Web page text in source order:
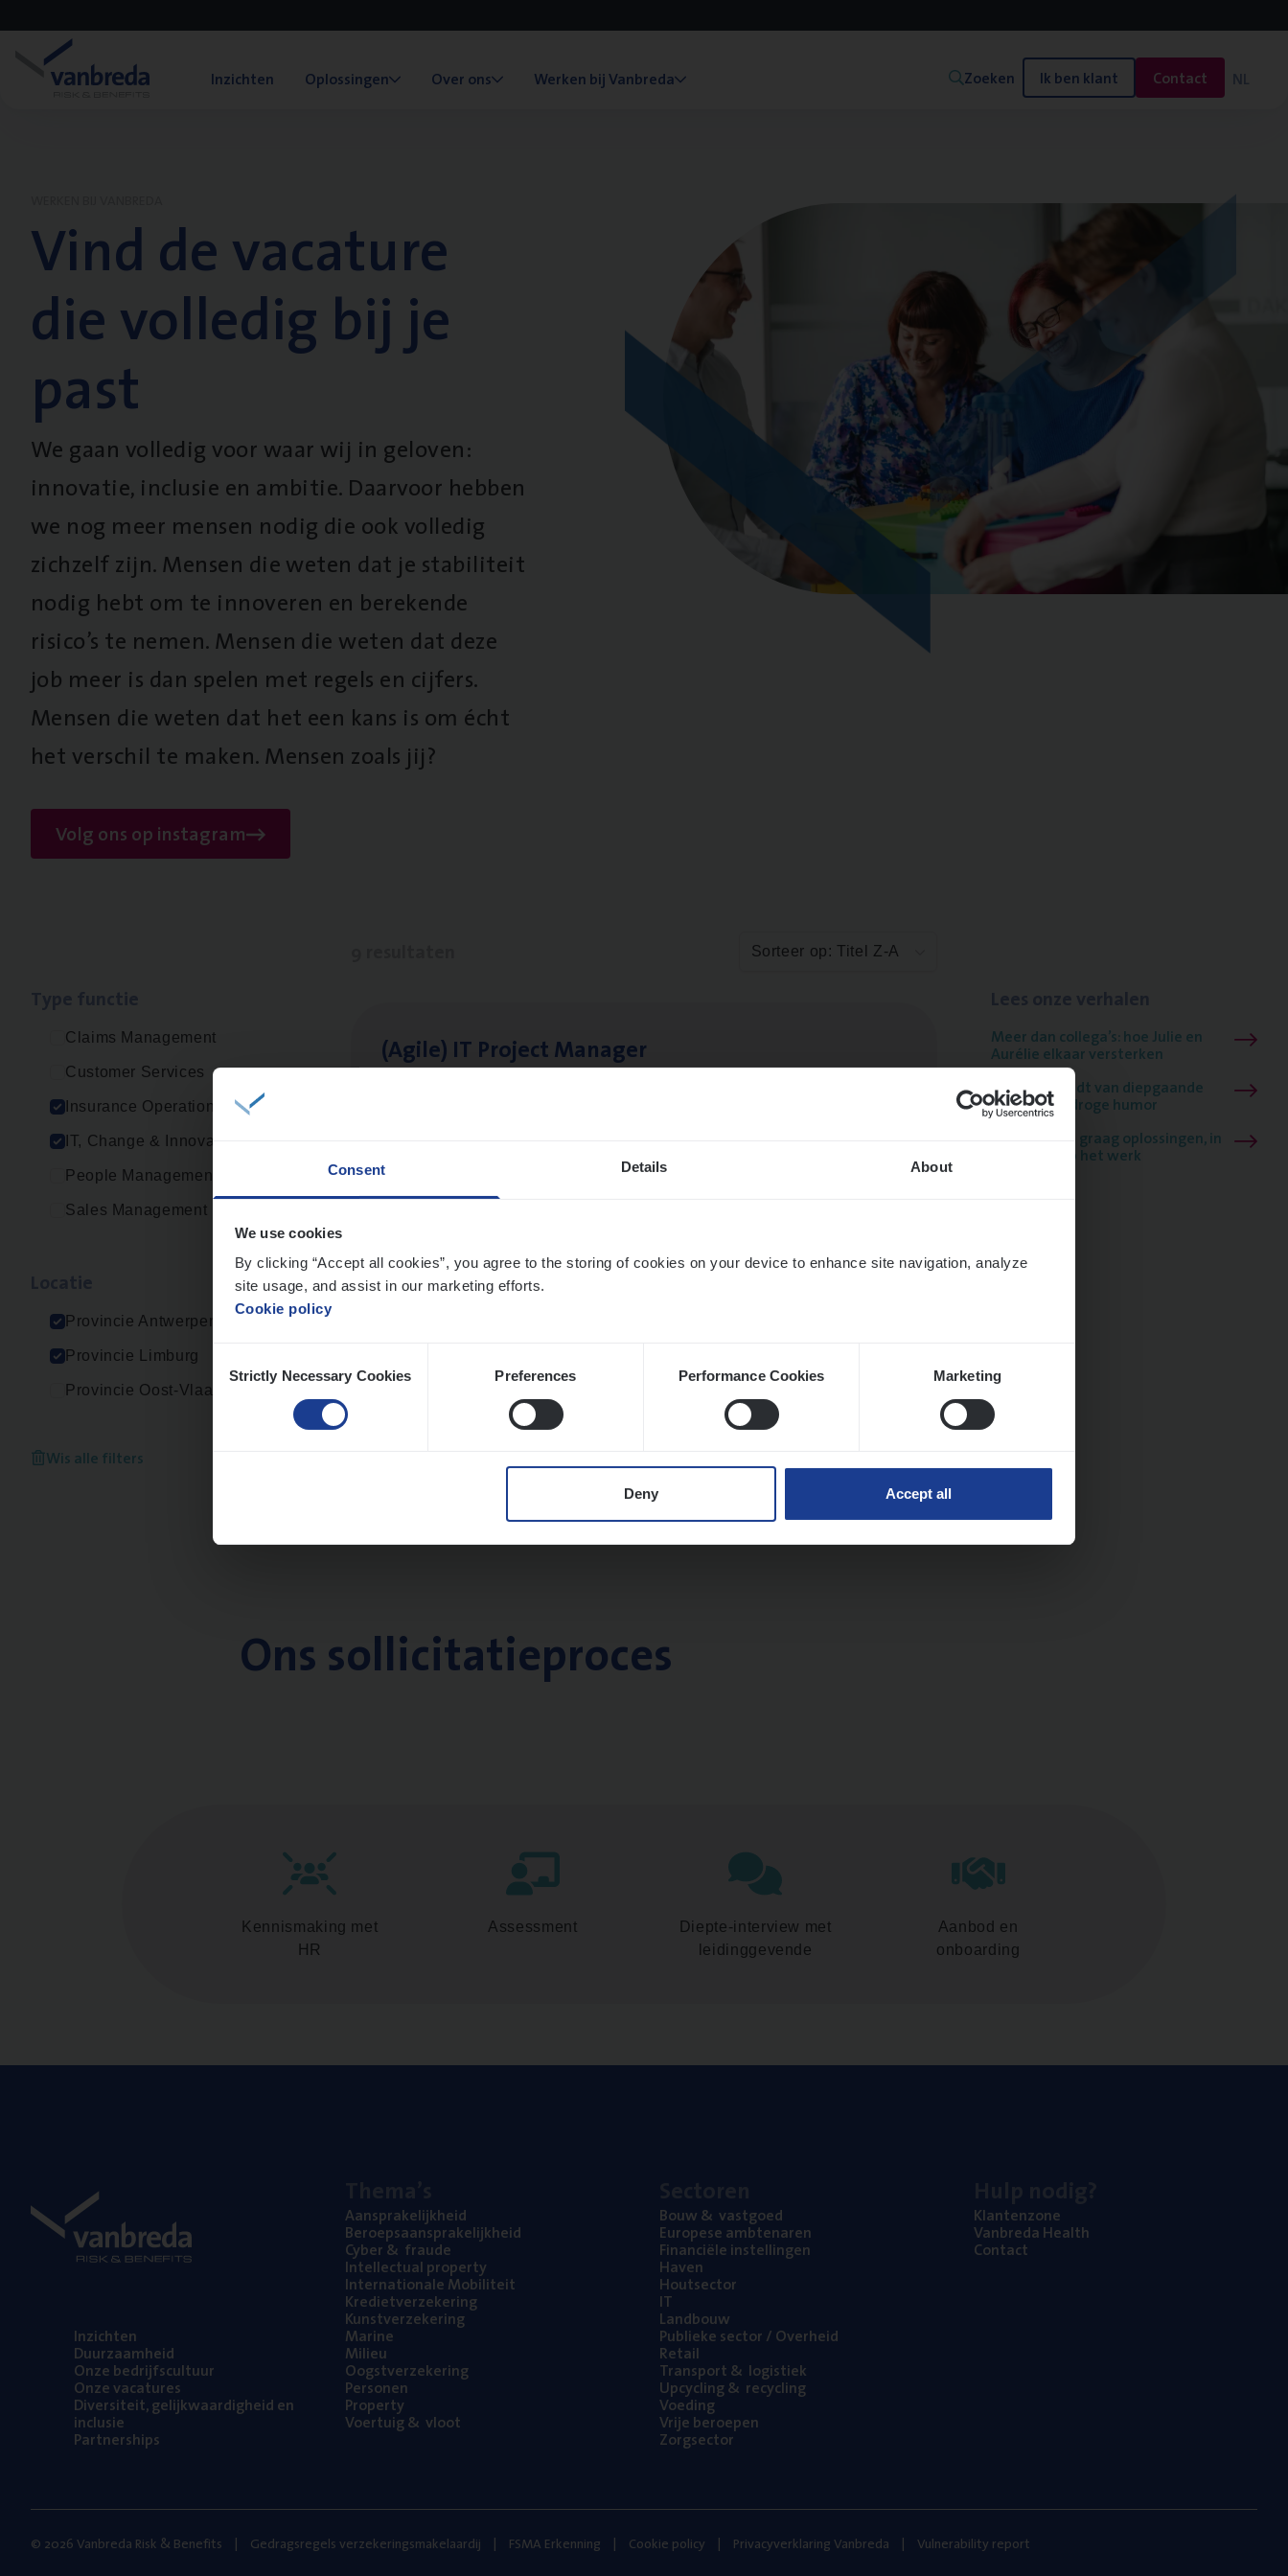
Consent Details About
We use cookies
By clicking “Accept all cookies”, you agree to the storing of cookies on your device to enhance site navigation, analyze
site usage, and assist in our marketing efforts.
Cookie policy
Selection
Strictly Necessary Cookies Preferences Performance Cookies Marketing
Deny Accept all
Inzichten Oplossingen Over ons Werken bij Vanbreda Zoeken Ik ben klant Contact NL
Vind de vacature
die volledig bij je
past
We gaan volledig voor waar wij in geloven:
innovatie, inclusie en ambitie. Daarvoor hebben
we nog meer mensen nodig die ook volledig
zichzelf zijn. Mensen die weten dat je stabiliteit
nodig hebt om te innoveren en berekende
risico’s te nemen. Mensen die weten dat deze
job meer is dan spelen met regels en cijfers.
Mensen die weten dat het een kans is om écht
het verschil te maken. Mensen zoals jij?
Volg ons op instagram
Claims Management
Customer Services
Insurance Operations
IT, Change & Innovation
People Management
Sales Management
Provincie Antwerpen
Provincie Limburg
Provincie Oost-Vlaanderen
Wis alle filters
Sorteer op: Titel Z-A
(Agi­le) IT Pro­ject Manager Meer dan collega’s: hoe Julie en
Aurélie elkaar versterken
Mathias houdt van diepgaande
dossiers én droge humor
Thalia zoekt graag oplossingen, in
games én op het werk
Ons sollicitatieproces
Kennismaking met
HR
Assessment
Diepte-interview met
leidinggevende
Aanbod en
onboarding
Inzich­ten
Duur­zaam­heid
Onze bedrijfs­cul­tuur
Onze vaca­tu­res
Diver­si­teit, gelijk­waar­dig­heid en
inclusie
Part­ner­ships
Aan­spra­ke­lijk­heid
Beroeps­aan­spra­ke­lijk­heid
Cyber& fraude
Intel­lec­tu­al property
Inter­na­ti­o­na­le Mobiliteit
Kre­diet­ver­ze­ke­ring
Kunst­ver­ze­ke­ring
Mari­ne
Mili­eu
Oogst­ver­ze­ke­ring
Per­so­nen
Pro­per­ty
Voer­tuig& vloot
Bouw& vastgoed
Euro­pe­se ambtenaren
Finan­ci­ë­le instellingen
Haven
Hout­sec­tor
IT
Land­bouw
Publie­ke sec­tor / Overheid
Retail
Trans­port& logistiek
Upcy­cling& recycling
Voe­ding
Vrije beroe­pen
Zorg­sec­tor
Klan­ten­zo­ne
Van­b­re­da Health
Con­tact
© 2026 Vanbreda Risk & Benefits Gedragsregels verzekeringsmakelaardij FSMA Erkenning Cookie policy Privacyverklaring Vanbreda Vulnerability report